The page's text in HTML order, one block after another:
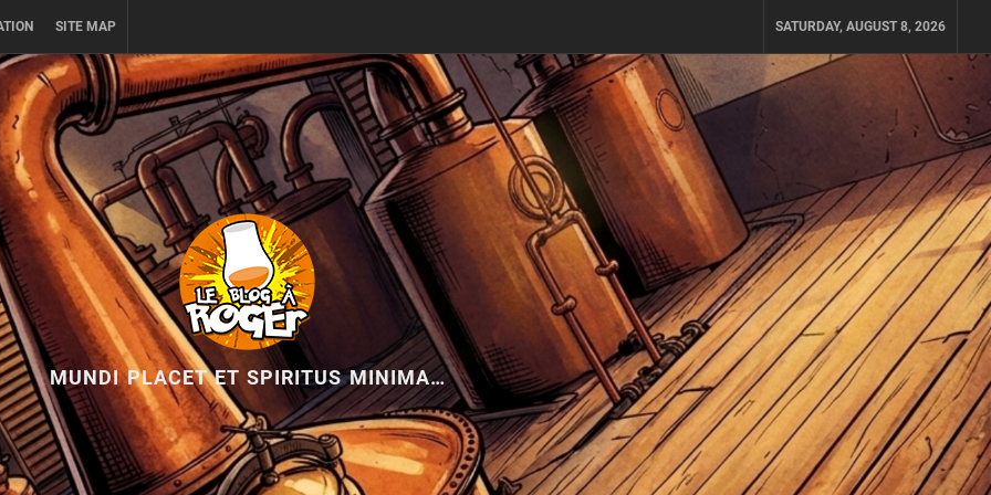
SITE MAP SATURDAY, AUGUST 8, 2026
MUNDI PLACET ET SPIRITUS MINIMA…